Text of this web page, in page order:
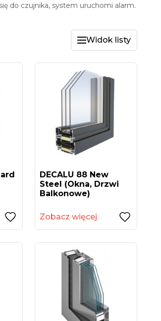
do czujnika, system uruchomi alarm.
Widok listy
DECALU 88 New
Steel (okna, Drzwi
Balkonowe)
Zobacz więcej